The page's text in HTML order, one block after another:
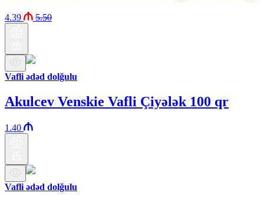
4.39 5.50
Vafli ədəd dolğulu
Akulcev Venskie Vafli Çiyələk 100 qr
1.40
Vafli ədəd dolğulu